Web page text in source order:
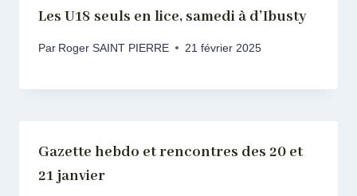
Les U18 seuls en lice, samedi à d’Ibusty
Par Roger SAINT PIERRE 21 février 2025
Gazette hebdo et rencontres des 20 et
21 janvier